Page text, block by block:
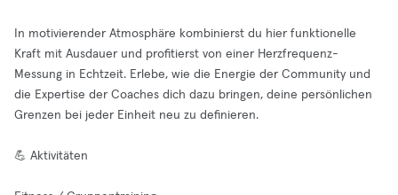
In motivierender Atmosphäre kombinierst du hier funktionelle
Kraft mit Ausdauer und profitierst von einer Herzfrequenz-
Messung in Echtzeit. Erlebe, wie die Energie der Community und
die Expertise der Coaches dich dazu bringen, deine persönlichen
Grenzen bei jeder Einheit neu zu definieren.
💪 Aktivitäten